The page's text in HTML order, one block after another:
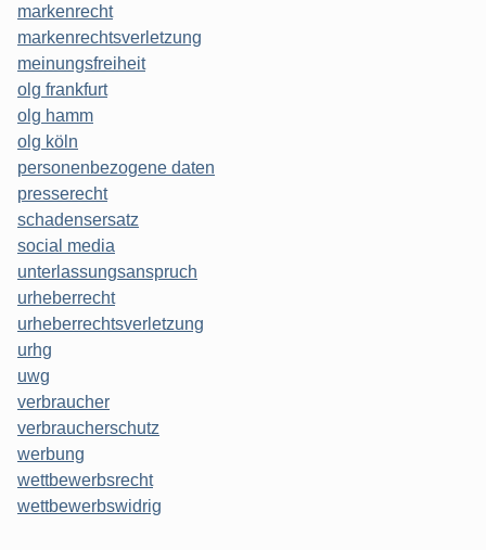
markenrecht
markenrechtsverletzung
meinungsfreiheit
olg frankfurt
olg hamm
olg köln
personenbezogene daten
presserecht
schadensersatz
social media
unterlassungsanspruch
urheberrecht
urheberrechtsverletzung
urhg
uwg
verbraucher
verbraucherschutz
werbung
wettbewerbsrecht
wettbewerbswidrig